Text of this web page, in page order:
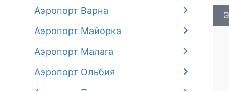
Аэропорт Варна
Аэропорт Майорка
Аэропорт Малага
Аэропорт Ольбия